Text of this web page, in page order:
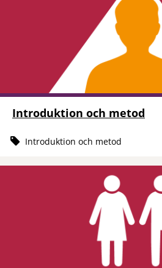
Introduktion och metod
Introduktion och metod